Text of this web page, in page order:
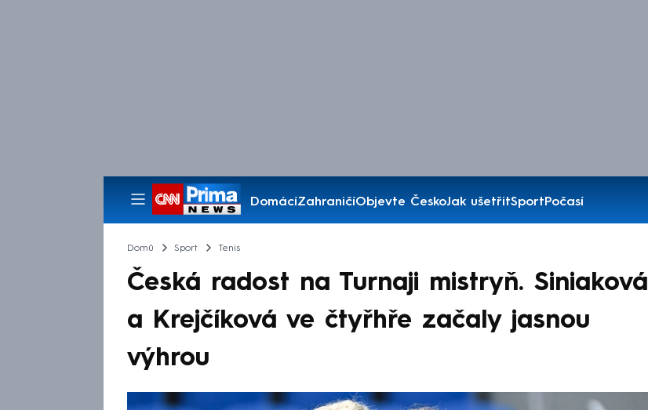
DomácíZahraničíObjevte ČeskoJak ušetřitSportPočasí
Pořady
Domů Sport Tenis
Česká radost na Turnaji mistryň. Siniaková
a Krejčíková ve čtyřhře začaly jasnou
výhrou